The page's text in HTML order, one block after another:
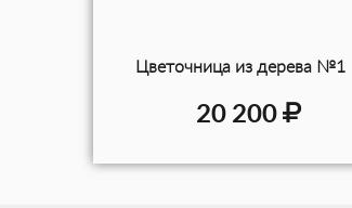
Цветочница из дерева №1
20 200